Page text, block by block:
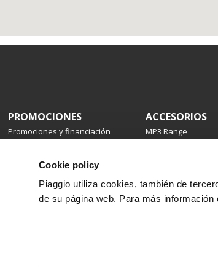
Cookie policy
Piaggio utiliza cookies, también de
de su página web. Para más
PROMOCIONES
Promociones y financiación
ACCESORIOS
MP3 Range
Beverly
Typhoon
NRG
ZIP